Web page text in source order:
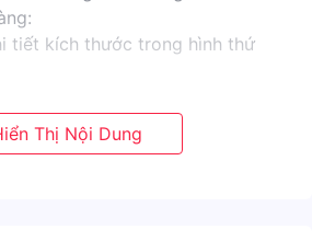
tiết kích thước trong hình thứ
được phục vụ bạn
sơ mi